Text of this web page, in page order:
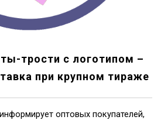
трости с логотипом –
при крупном тираже
оптовых покупателей,